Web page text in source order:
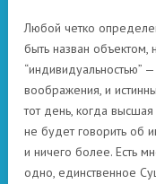
Любой четко
быть назван объектом,
“индивидуальностью”
воображения, и
тот день, когда высшая
не будет говорить об
и ничего более. Есть
одно, единственное